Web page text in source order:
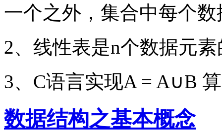
一个之外，集合中每个
2、线性表是n个数据元
3、C语言实现A = A∪B
数据结构之基本概念